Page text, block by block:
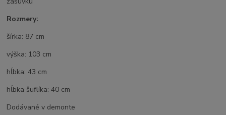
Rozmery:
šírka: 87 cm
výška: 103 cm
hĺbka: 43 cm
hĺbka šuflíka: 40 cm
Dodávané v demonte